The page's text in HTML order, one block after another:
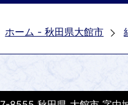
ホーム - 秋田県大館市